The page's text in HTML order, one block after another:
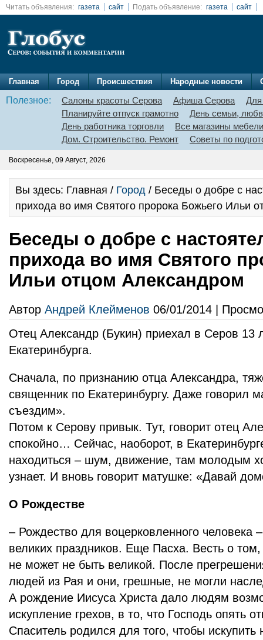
Читать объявления: газета сайт Подать объявление: газета сайт
Главная Город Происшествия Народные новости
Полезное: Салоны красоты Серова Афиша Серова
Для
Планируйте отпуск грамотно
День семьи,
День работника торговли
Все магазины мебели
Дом. Строительство. Ремонт
Советы по
Воскресенье, 09 Август, 2026
Вы здесь: Главная / Город / Беседы о добре с
прихода во имя Святого пророка Божьего Ильи
Беседы о добре с
прихода во имя Святого
Ильи отцом Александром
Автор Андрей Клейменов 06/01/2014 |
Отец Александр (Букин) приехал в Серов 13
Екатеринбурга.
Сначала, по признанию отца Александра,
священник по Екатеринбургу. Даже говорил
съездим».
Потом к Серову привык. Тут, говорит отец
спокойно… Сейчас, наоборот, в
находиться – шум, движение, там молодым
узнает. И вновь говорит матушке: «Давай
О Рождестве
– Рождество для воцерковленного человека
великих праздников. Еще Пасха. Весть о
не может не быть великой. После
людей из Рая и они, грешные, не могли
А рождение Иисуса Христа дало людям
искупление грехов, в то, что Господь опять
Спаситель родился для того, чтобы искупить